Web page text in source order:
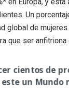
Un
global de
que ser
a hacer
asegura que
cientos de
un Mundo